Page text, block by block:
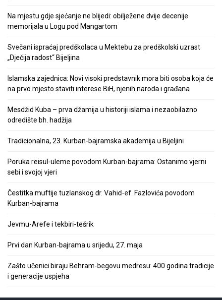
Na mjestu gdje sjećanje ne blijedi: obilježene dvije decenije
memorijala u Logu pod Mangartom
Svečani ispraćaj predškolaca u Mektebu za predškolski uzrast
„Dječija radost“ Bijeljina
Islamska zajednica: Novi visoki predstavnik mora biti osoba koja će
na prvo mjesto staviti interese BiH, njenih naroda i građana
Mesdžid Kuba – prva džamija u historiji islama i nezaobilazno
odredište bh. hadžija
Tradicionalna, 23. Kurban-bajramska akademija u Bijeljini
Poruka reisul-uleme povodom Kurban-bajrama: Ostanimo vjerni
sebi i svojoj vjeri
Čestitka muftije tuzlanskog dr. Vahid-ef. Fazlovića povodom
Kurban-bajrama
Jevmu-Arefe i tekbiri-tešrik
Prvi dan Kurban-bajrama u srijedu, 27. maja
Zašto učenici biraju Behram-begovu medresu: 400 godina tradicije
i generacije uspjeha